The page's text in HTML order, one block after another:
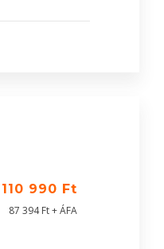
110 990 Ft
87 394 Ft + ÁFA